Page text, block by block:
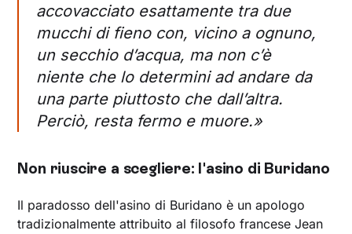
accovacciato esattamente tra due
mucchi di fieno con, vicino a ognuno,
un secchio d’acqua, ma non c’è
niente che lo determini ad andare da
una parte piuttosto che dall’altra.
Perciò, resta fermo e muore.»
Non riuscire a scegliere: l'asino di Buridano
Il paradosso dell'asino di Buridano è un apologo
tradizionalmente attribuito al filosofo francese Jean